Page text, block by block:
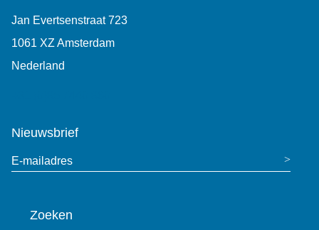
Jan Evertsenstraat 723
1061 XZ Amsterdam
Nederland
Nieuwsbrief
E-mailadres
Zoeken